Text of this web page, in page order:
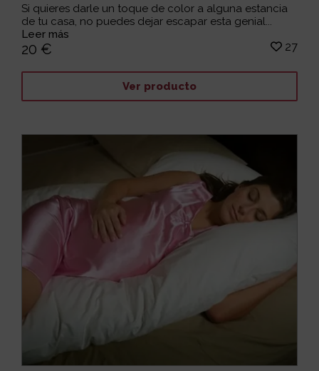
Si quieres darle un toque de color a alguna estancia
de tu casa, no puedes dejar escapar esta genial...
Leer más
20 € 27
Ver producto